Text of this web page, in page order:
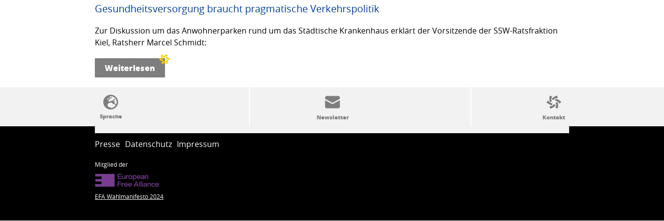
Gesundheitsversorgung braucht pragmatische Verkehrspolitik
Zur Diskussion um das Anwohnerparken rund um das Städtische Krankenhaus erklärt der Vorsitzende der SSW-Ratsfraktion
Kiel, Ratsherr Marcel Schmidt:
Weiterlesen
SSW-Politik von A bis Z
Presse Datenschutz Impressum
Mitglied der
EFA Wahlmanifesto 2024